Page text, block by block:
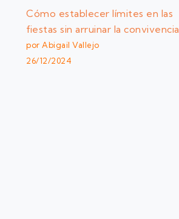
Cómo establecer límites en las
fiestas sin arruinar la convivencia
por Abigail Vallejo
26/12/2024